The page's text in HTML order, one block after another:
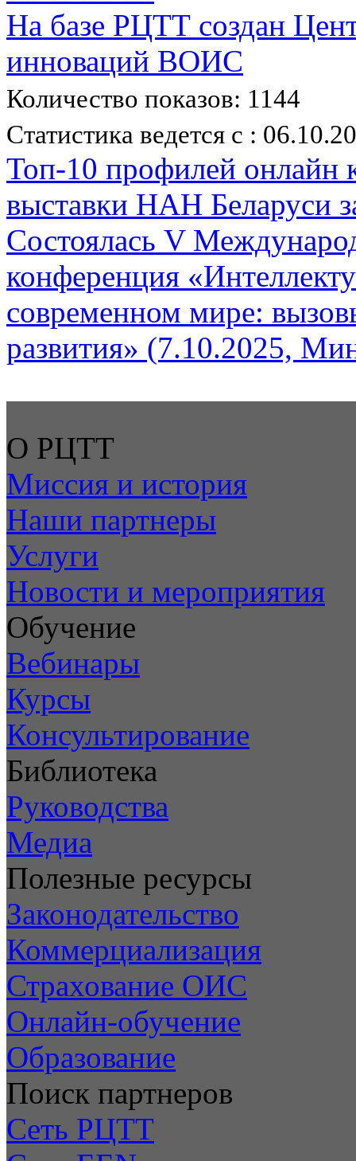
На базе РЦТТ создан
инноваций ВОИС
Количество показов: 1144
Статистика ведется с :
Топ-10 профилей онлайн
выставки НАН Беларуси
Состоялась V
конференция
современном мире:
развития» (7.10.2025,
О РЦТТ
Миссия и история
Наши партнеры
Услуги
Новости и мероприятия
Обучение
Вебинары
Курсы
Консультирование
Библиотека
Руководства
Медиа
Полезные ресурсы
Законодательство
Коммерциализация
Страхование ОИС
Онлайн-обучение
Образование
Поиск партнеров
Сеть РЦТТ